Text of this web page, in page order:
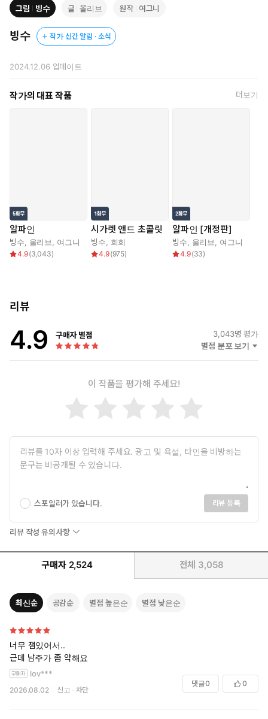
네가 너무 예뻐서 착각했나 보다."
그렇게 현채를 밀어내려 하지만,
현채는 선우의 스키 동아리 '슈푸르'까지 가입하고
도강까지 도합 40학점의 수업을 들으며
아무리 밀어내도 물러나지 않는
선우의 시선은 자꾸만 현채를 향하고 마는데….
그림 빙수 글 올리브 원작 여그니
빙수 작가 신간 알림 · 소식
2024.12.06 업데이트
작가의 대표 작품 더보기
알파인
빙수 올리브 여그니
4.9(3,043)
시가렛 앤드 초콜릿
빙수 희희
4.9(975)
알파인 [개정판]
빙수 올리브 여그니
4.9(33)
리뷰
4.9 구매자 별점 3,043명 평가
별점 분포 보기
이 작품을 평가해 주세요!
스포일러가 있습니다. 리뷰 등록
리뷰 작성 유의사항
구매자 2,524 전체 3,058
최신순 공감순 별점 높은순 별점 낮은순
너무 잼있어서..
근데 남주가 좀 약해요
lov***
2026.08.02 신고 차단
댓글0 0